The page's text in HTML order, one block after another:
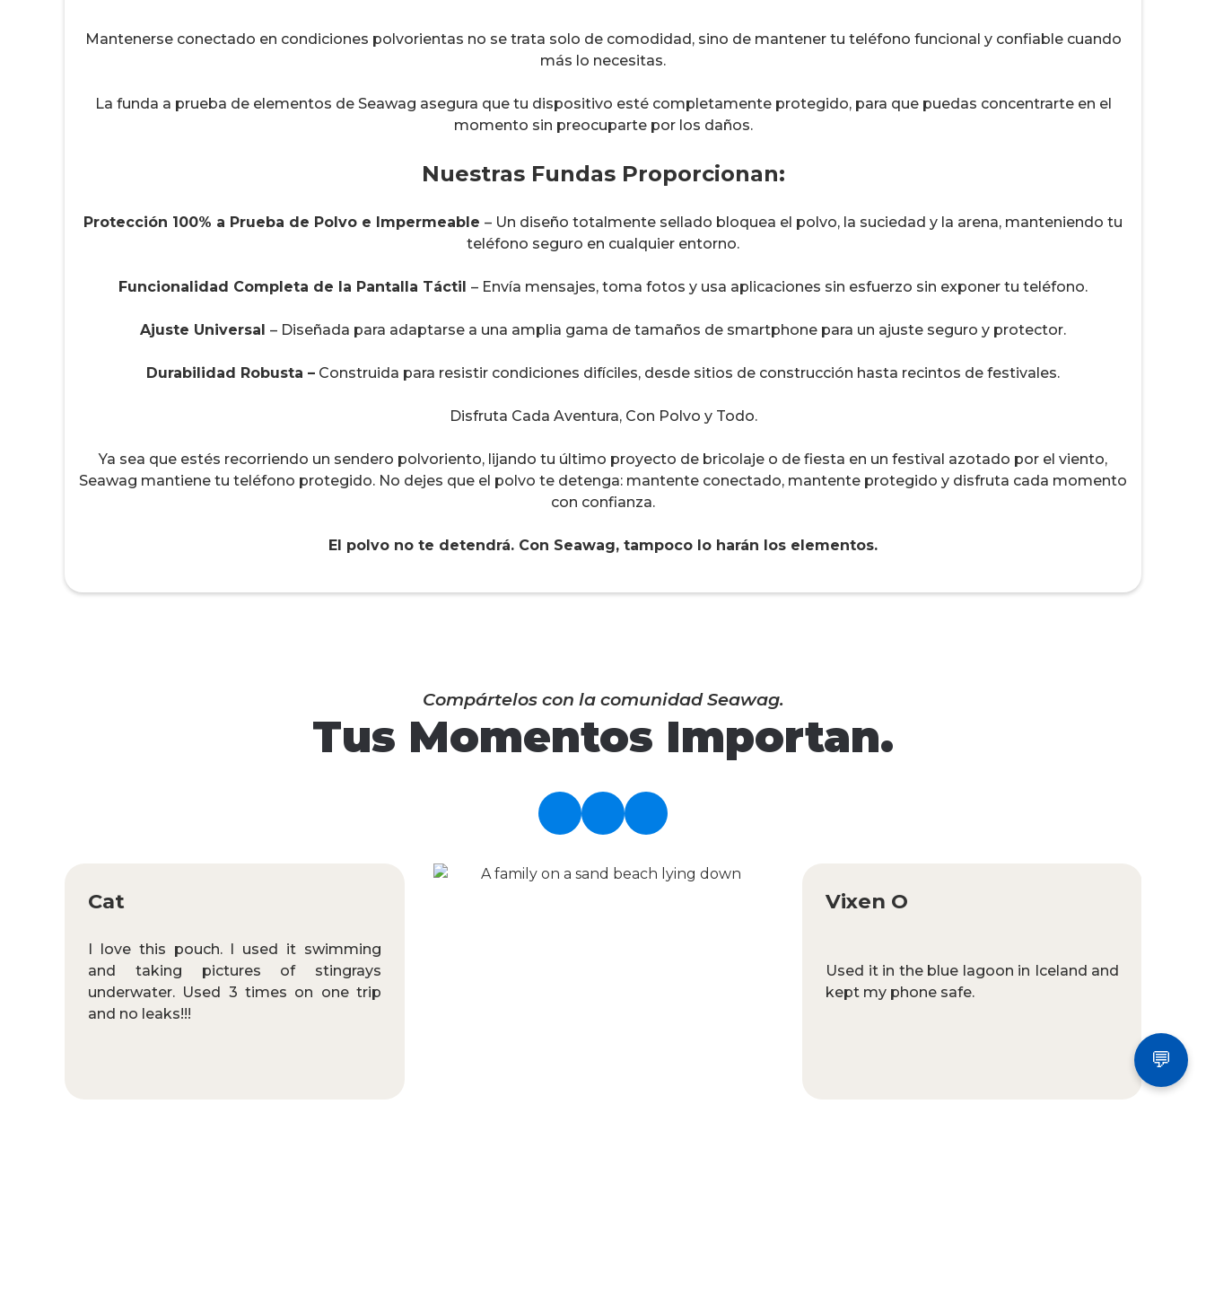
Mantenerse conectado en condiciones polvorientas no se trata solo de comodidad, sino de mantener tu teléfono funcional y confiable cuando
más lo necesitas.
La funda a prueba de elementos de Seawag asegura que tu dispositivo esté completamente protegido, para que puedas concentrarte en el
momento sin preocuparte por los daños.
Nuestras Fundas Proporcionan:
Protección 100% a Prueba de Polvo e Impermeable – Un diseño totalmente sellado bloquea el polvo, la suciedad y la arena, manteniendo tu
teléfono seguro en cualquier entorno.
Funcionalidad Completa de la Pantalla Táctil – Envía mensajes, toma fotos y usa aplicaciones sin esfuerzo sin exponer tu teléfono.
Ajuste Universal – Diseñada para adaptarse a una amplia gama de tamaños de smartphone para un ajuste seguro y protector.
Durabilidad Robusta – Construida para resistir condiciones difíciles, desde sitios de construcción hasta recintos de festivales.
Disfruta Cada Aventura, Con Polvo y Todo.
Ya sea que estés recorriendo un sendero polvoriento, lijando tu último proyecto de bricolaje o de fiesta en un festival azotado por el viento,
Seawag mantiene tu teléfono protegido. No dejes que el polvo te detenga: mantente conectado, mantente protegido y disfruta cada momento
con confianza.
El polvo no te detendrá. Con Seawag, tampoco lo harán los elementos.
Compártelos con la comunidad Seawag.
Tus Momentos Importan.
Cat
I love this pouch. I used it swimming
and taking pictures of stingrays
underwater. Used 3 times on one trip
and no leaks!!!
Vixen O
Used it in the blue lagoon in Iceland and
kept my phone safe.